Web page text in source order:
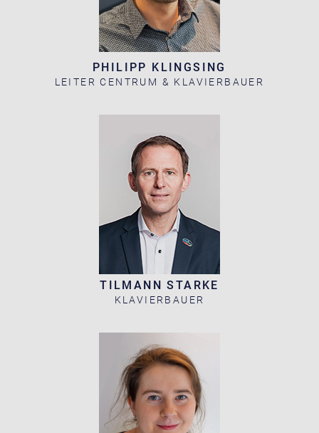
PHILIPP KLINGSING
LEITER CENTRUM & KLAVIERBAUER
TILMANN STARKE
KLAVIERBAUER